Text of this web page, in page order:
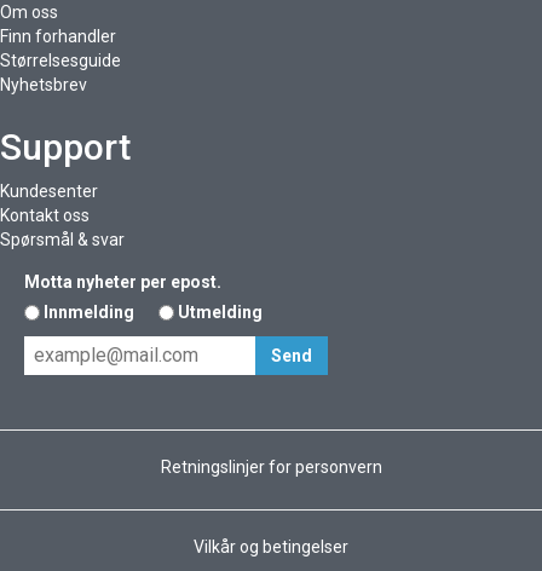
Om oss
Finn forhandler
Størrelsesguide
Nyhetsbrev
Support
Kundesenter
Kontakt oss
Spørsmål & svar
Motta nyheter per epost.
Innmelding
Utmelding
Retningslinjer for personvern
Vilkår og betingelser